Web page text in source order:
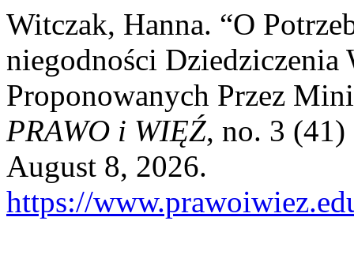
Witczak, Hanna. “O
niegodności Dziedziczenia
Proponowanych Przez
PRAWO i WIĘŹ, no. 3 (41)
August 8, 2026.
https://